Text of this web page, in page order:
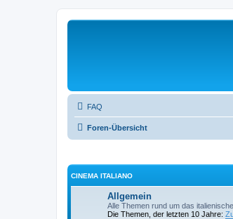
FAQ
Foren-Übersicht
CINEMA ITALIANO
Allgemein
Alle Themen rund um das italienische
Die Themen, der letzten 10 Jahre: